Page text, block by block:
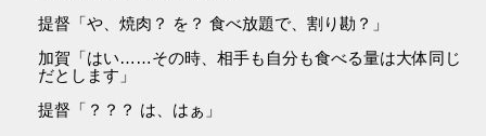
提督「や、焼肉？ を？ 食べ放題で、割り勘？」
加賀「はい……その時、相手も自分も食べる量は大体同じ
だとします」
提督「？？？ は、はぁ」